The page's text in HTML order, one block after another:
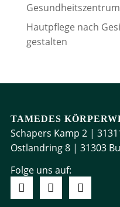
Hautpflege nach
gestalten
TAMEDES
Schapers Kamp 2 |
Ostlandring 8 | 31303
Folge uns auf: